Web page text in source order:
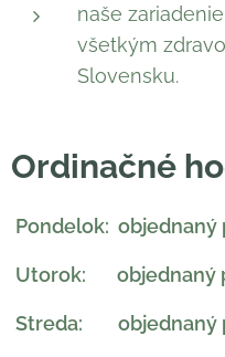
naše
všetkým
Slovensku.
Ordinačné
Pondelok: objednaný
Utorok: objednaný
Streda: objednaný